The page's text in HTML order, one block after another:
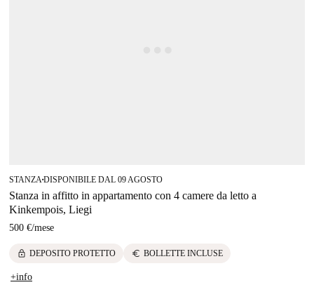
STANZA ■DISPONIBILE DAL 09 AGOSTO
Stanza in affitto in appartamento con 4 camere da letto a
Kinkempois, Liegi
500 €/mese
lock DEPOSITO PROTETTO euro BOLLETTE INCLUSE
+info